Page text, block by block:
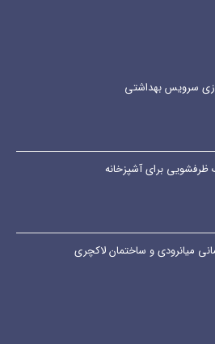
سرویس بهداشتی
برای آشپزخانه
میانرودی و ساختمان لاکچری